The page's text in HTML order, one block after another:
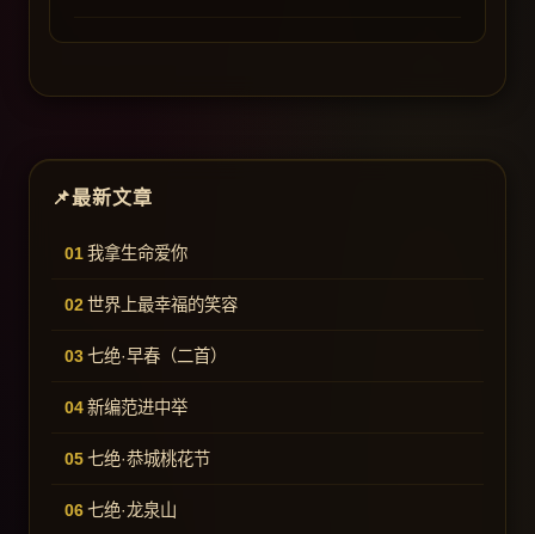
最新文章
我拿生命爱你
世界上最幸福的笑容
七绝·早春（二首）
新编范进中举
七绝·恭城桃花节
七绝·龙泉山